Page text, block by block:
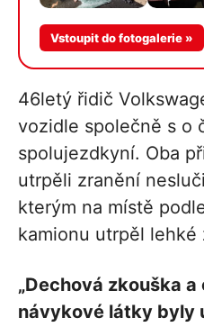
Vstoupit do fotogalerie »
46letý řidič
vozidle společně s o
spolujezdkyní. Oba
utrpěli zranění
kterým na místě
kamionu utrpěl lehké
„Dechová zkouška
návykové látky byly